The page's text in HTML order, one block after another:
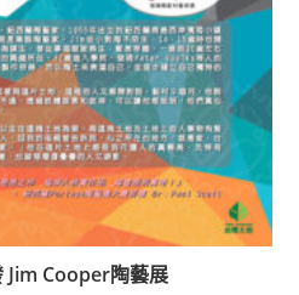
Jim Cooper陶藝展